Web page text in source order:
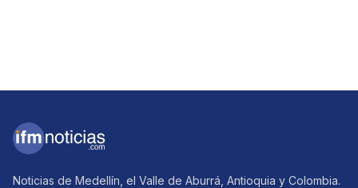
Noticias de Medellín, el Valle de Aburrá, Antioquia y Colombia.